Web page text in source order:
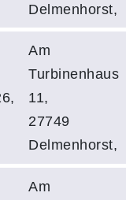
Delmenhorst,
Am
Turbinenhaus
11,
27749
Delmenhorst,
Am